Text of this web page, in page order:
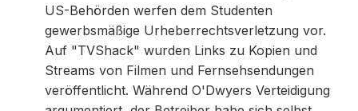
US-Behörden werfen dem Studenten
gewerbsmäßige Urheberrechtsverletzung vor.
Auf "TVShack" wurden Links zu Kopien und
Streams von Filmen und Fernsehsendungen
veröffentlicht. Während O'Dwyers Verteidigung